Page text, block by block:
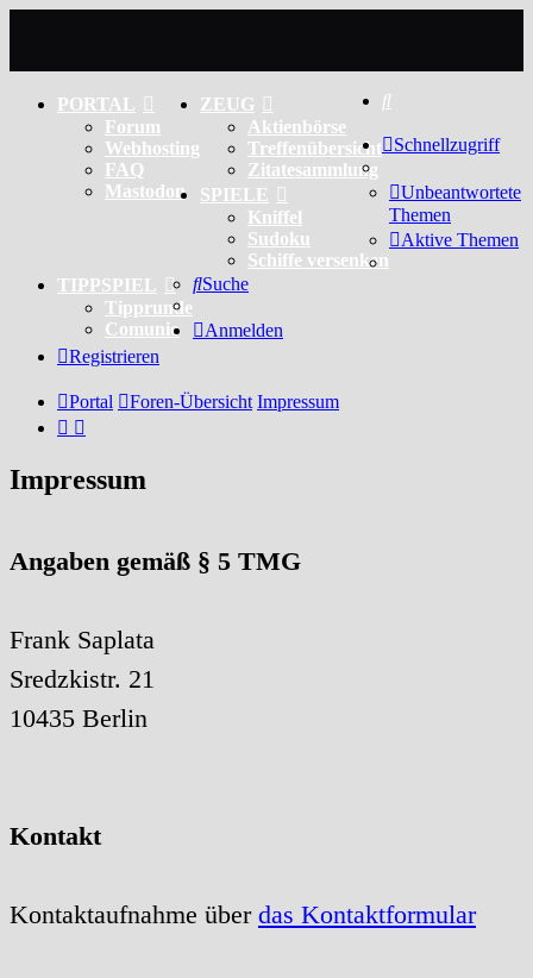
PORTAL
Forum
Webhosting
FAQ
Mastodon
ZEUG
Aktienbörse
Treffenübersicht
Zitatesammlung
SPIELE
Kniffel
Sudoku
Schiffe versenken
TIPPSPIEL
Tipprunde
Comunio
Schnellzugriff
Unbeantwortete
Themen
Aktive Themen
Suche
Anmelden
Registrieren
Portal Foren-Übersicht Impressum
Impressum
Angaben gemäß § 5 TMG
Frank Saplata
Sredzkistr. 21
10435 Berlin
Kontakt
Kontaktaufnahme über das Kontaktformular